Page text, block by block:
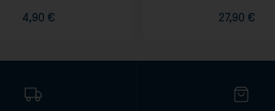
4,90 € 27,90 €